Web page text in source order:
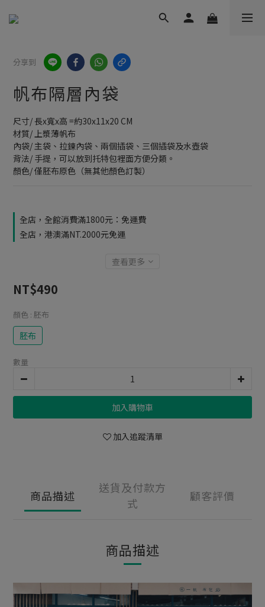
分享到
帆布隔層內袋
尺寸/ 長x寬x高 =約30x11x20 CM
材質/ 上漿薄帆布
內袋/ 主袋、拉鍊內袋、兩個插袋、三個插袋及水壺袋
背法/ 手提，可以放到托特包裡面方便分類。
顏色/ 僅胚布原色（無其他顏色訂製）
全店，全館消費滿1800元：免運費
全店，港澳滿NT.2000元免運
查看更多
NT$490
顏色 : 胚布
胚布
數量
加入購物車
加入追蹤清單
商品描述
送貨及付款方
式
顧客評價
商品描述